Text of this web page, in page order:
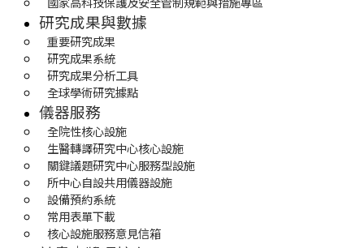
研究成果與數據
重要研究成果
研究成果系統
研究成果分析工具
全球學術研究據點
儀器服務
全院性核心設施
生醫轉譯研究中心核心設施
關鍵議題研究中心服務型設施
所中心自設共用儀器設施
設備預約系統
常用表單下載
核心設施服務意見信箱